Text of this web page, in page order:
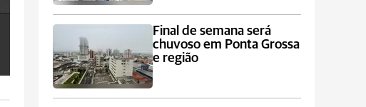
Final de semana será
chuvoso em Ponta Grossa
e região